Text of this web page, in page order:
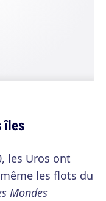
îles
les Uros ont
les flots du
Mondes